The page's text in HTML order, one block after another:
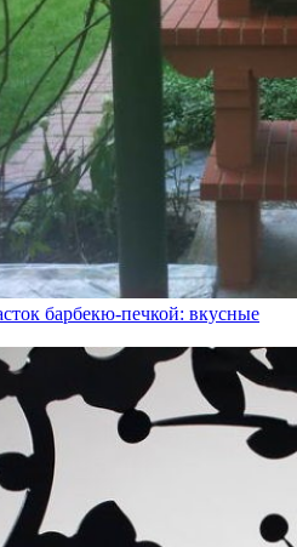
барбекю-печкой: вкусные